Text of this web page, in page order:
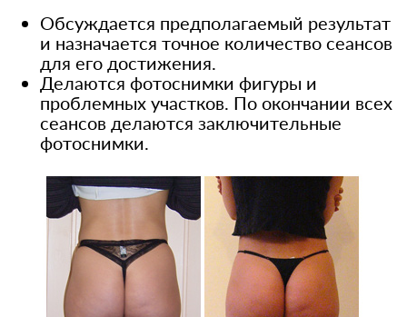
Обсуждается предполагаемый результат
и назначается точное количество сеансов
для его достижения.
Делаются фотоснимки фигуры и
проблемных участков. По окончании всех
сеансов делаются заключительные
фотоснимки.